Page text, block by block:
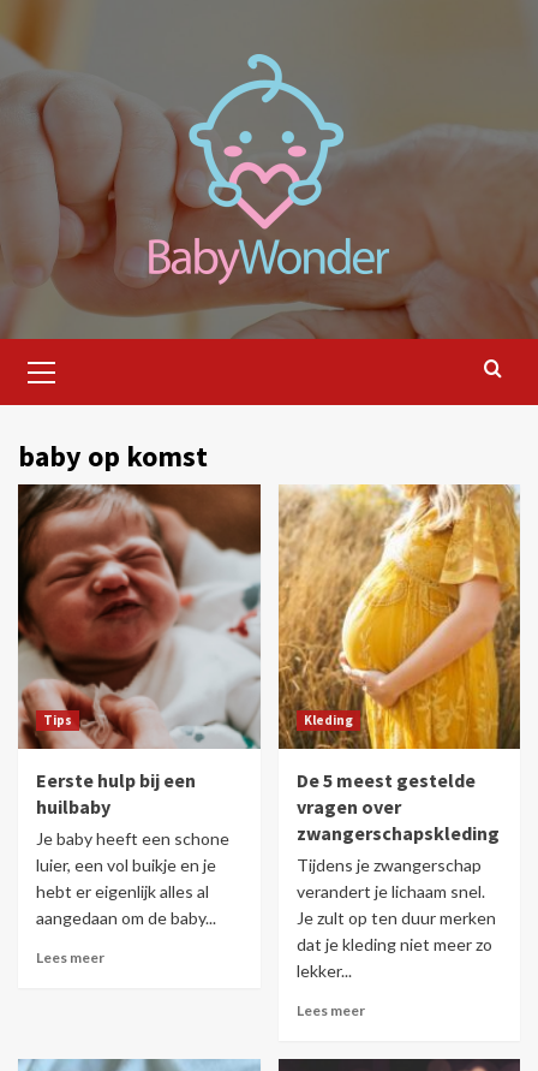
naar
de
inhoud
menu
baby op komst
Tips
Eerste hulp bij een
huilbaby
Je baby heeft een schone
luier, een vol buikje en je
hebt er eigenlijk alles al
aangedaan om de baby...
Lees meer
Kleding
De 5 meest gestelde
vragen over
zwangerschapskleding
Tijdens je zwangerschap
verandert je lichaam snel.
Je zult op ten duur merken
dat je kleding niet meer zo
lekker...
Lees meer